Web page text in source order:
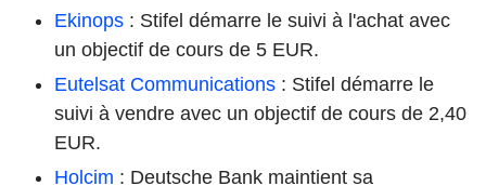
Ekinops : Stifel démarre le suivi à l'achat avec
un objectif de cours de 5 EUR.
Eutelsat Communications : Stifel démarre le
suivi à vendre avec un objectif de cours de 2,40
EUR.
Holcim : Deutsche Bank maintient sa